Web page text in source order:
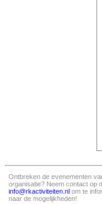
Ontbreken de evenementen
organisatie? Neem contact op
info@rkactiviteiten.nl om te
naar de mogelijkheden!